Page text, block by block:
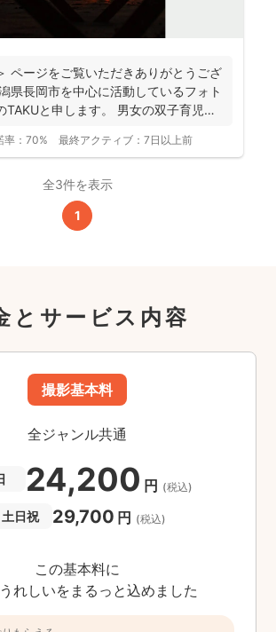
ページをご覧いただきありがとうござ
県長岡市を中心に活動しているフォト
TAKUと申します。 男女の双子育児中
： 70% 最終アクティブ： 7日以上前
全3件を表示
1
とサービス内容
撮影基本料
全ジャンル共通
24,200 円 (税込)
土日祝 29,700 円 (税込)
この基本料に
れしいをまるっと込めました